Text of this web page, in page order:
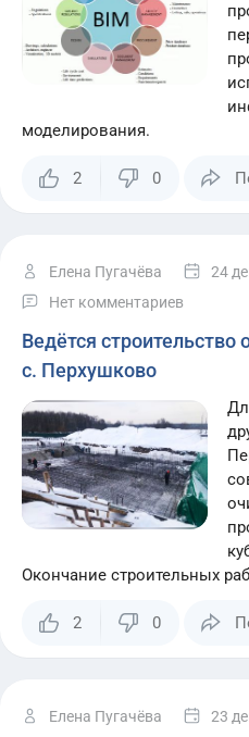
моделирования.
2 0
Елена Пугачёва 24
Нет комментариев
Ведётся
с. Перхушково
Окончание строительных
2 0
Елена Пугачёва 23